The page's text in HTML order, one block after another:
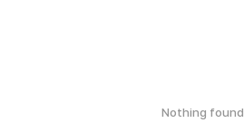
Nothing found